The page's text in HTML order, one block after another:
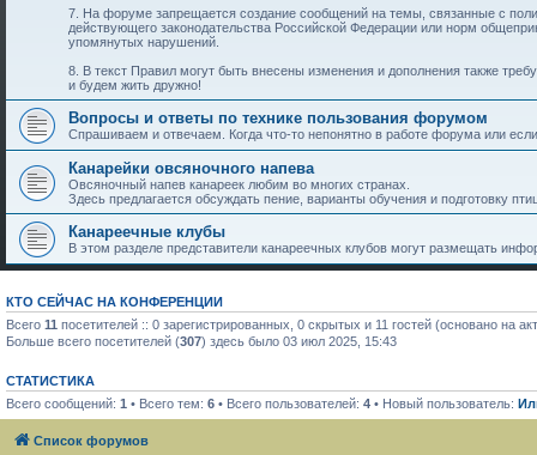
7. На форуме запрещается создание сообщений на темы, связанные с
действующего законодательства Российской Федерации или норм
упомянутых нарушений.
8. В текст Правил могут быть внесены изменения и дополнения также
и будем жить дружно!
Вопросы и ответы по технике пользования форумом
Спрашиваем и отвечаем. Когда что-то непонятно в работе форума или
Канарейки овсяночного напева
Овсяночный напев канареек любим во многих странах.
Здесь предлагается обсуждать пение, варианты обучения и подготовку
Канареечные клубы
В этом разделе представители канареечных клубов могут размещать
КТО СЕЙЧАС НА КОНФЕРЕНЦИИ
Всего 11 посетителей :: 0 зарегистрированных, 0 скрытых и 11 гостей (основано на
Больше всего посетителей (307) здесь было 03 июл 2025, 15:43
СТАТИСТИКА
Всего сообщений: 1 • Всего тем: 6 • Всего пользователей: 4 • Новый пользователь:
Список форумов